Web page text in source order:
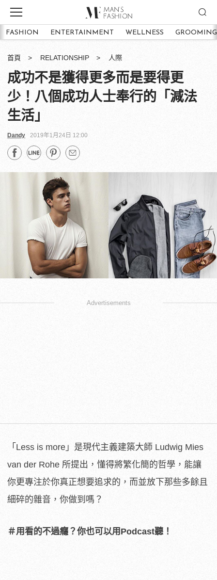
FASHION ENTERTAINMENT WELLNESS GROOMING
首頁 RELATIONSHIP 人際
成功不是獲得更多而是要得更
少！八個成功人士奉行的「減法
生活」
Dandy 2019年1月24日 12:00
Advertisements
「Less is more」是現代主義建築大師 Ludwig Mies
van der Rohe 所提出，懂得將繁化簡的哲學，能讓
你更專注於你真正想要追求的，而並放下那些多餘且
細碎的雜音，你做到嗎？
＃用看的不過癮？你也可以用Podcast聽！